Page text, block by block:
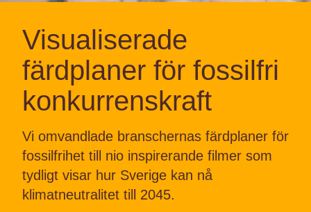
Visualiserade
färdplaner för fossilfri
konkurrenskraft
Vi omvandlade branschernas färdplaner för
fossilfrihet till nio inspirerande filmer som
tydligt visar hur Sverige kan nå
klimatneutralitet till 2045.